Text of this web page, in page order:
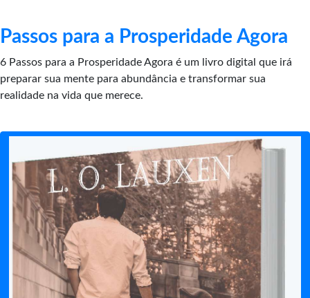
Passos para a Prosperidade Agora
6 Passos para a Prosperidade Agora é um livro digital que irá
preparar sua mente para abundância e transformar sua
realidade na vida que merece.